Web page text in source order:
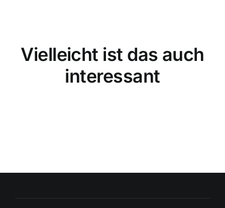
Vielleicht ist das auch
interessant